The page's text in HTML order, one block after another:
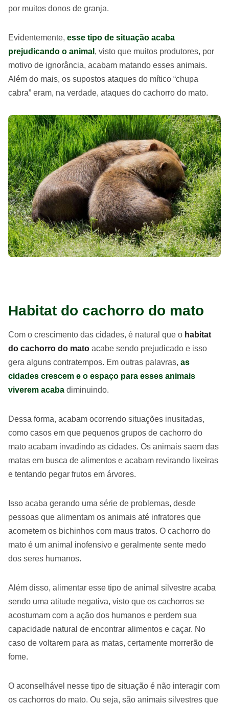
por muitos donos de granja.
Evidentemente, esse tipo de situação acaba
prejudicando o animal , visto que muitos produtores, por
motivo de ignorância, acabam matando esses animais.
Além do mais, os supostos ataques do mítico “chupa
cabra” eram, na verdade, ataques do cachorro do mato.
Habitat do cachorro do mato
Com o crescimento das cidades, é natural que o habitat
do cachorro do mato acabe sendo prejudicado e isso
gera alguns contratempos. Em outras palavras, as
cidades crescem e o espaço para esses animais
viverem acaba diminuindo.
Dessa forma, acabam ocorrendo situações inusitadas,
como casos em que pequenos grupos de cachorro do
mato acabam invadindo as cidades. Os animais saem das
matas em busca de alimentos e acabam revirando lixeiras
e tentando pegar frutos em árvores.
Isso acaba gerando uma série de problemas, desde
pessoas que alimentam os animais até infratores que
acometem os bichinhos com maus tratos. O cachorro do
mato é um animal inofensivo e geralmente sente medo
dos seres humanos.
Além disso, alimentar esse tipo de animal silvestre acaba
sendo uma atitude negativa, visto que os cachorros se
acostumam com a ação dos humanos e perdem sua
capacidade natural de encontrar alimentos e caçar. No
caso de voltarem para as matas, certamente morrerão de
fome.
O aconselhável nesse tipo de situação é não interagir com
os cachorros do mato. Ou seja, são animais silvestres que